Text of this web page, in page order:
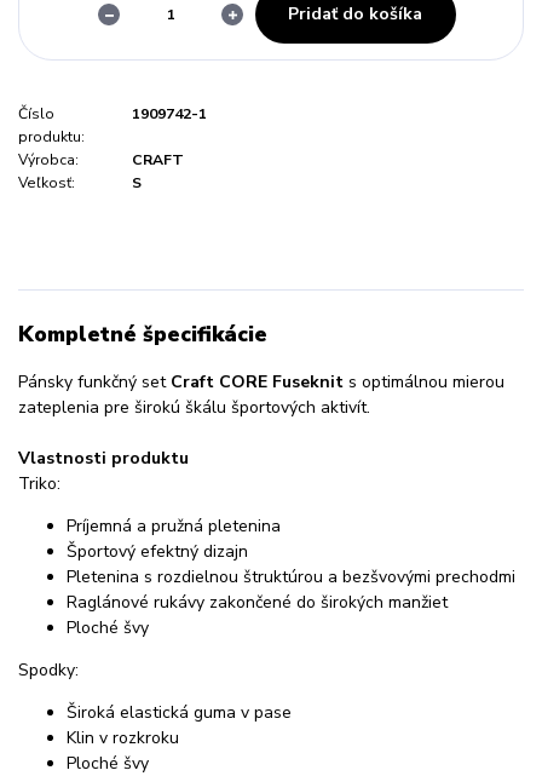
Pridať do košíka
Číslo
produktu:
1909742-1
Výrobca:
CRAFT
Veľkosť:
S
Kompletné špecifikácie
Pánsky funkčný set Craft CORE Fuseknit s optimálnou mierou
zateplenia pre širokú škálu športových aktivít.
Vlastnosti produktu
Triko:
Príjemná a pružná pletenina
Športový efektný dizajn
Pletenina s rozdielnou štruktúrou a bezšvovými prechodmi
Raglánové rukávy zakončené do širokých manžiet
Ploché švy
Spodky:
Široká elastická guma v pase
Klin v rozkroku
Ploché švy